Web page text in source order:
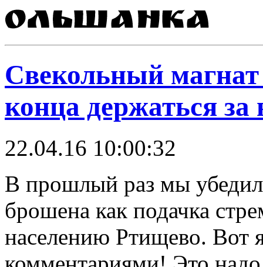
Свекольный магнат
конца держаться за
22.04.16 10:00:32
В прошлый раз мы
брошена как подачка
населению Ртищево. Вот